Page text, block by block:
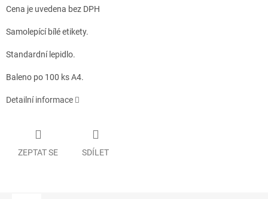
Cena je uvedena bez DPH
Samolepící bílé etikety.
Standardní lepidlo.
Baleno po 100 ks A4.
Detailní informace
ZEPTAT SE SDÍLET